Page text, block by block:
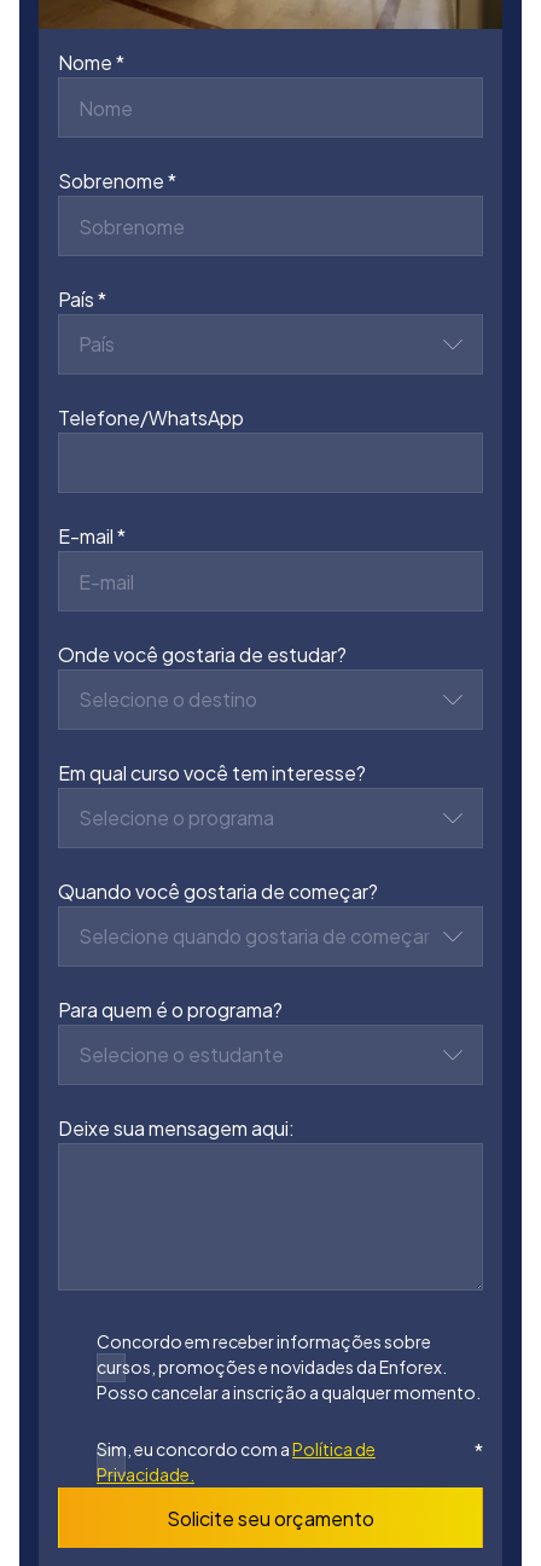
Nome
Sobrenome
País
País
Telefone/WhatsApp
E-mail
Onde você gostaria de estudar?
Selecione o destino
Em qual curso você tem interesse?
Selecione o programa
Quando você gostaria de começar?
Selecione quando gostaria de começar
Para quem é o programa?
Selecione o estudante
Deixe sua mensagem aqui:
Concordo em receber informações sobre
cursos, promoções e novidades da Enforex.
Posso cancelar a inscrição a qualquer momento.
Sim, eu concordo com aPolítica de
Privacidade.
*
Solicite seu orçamento